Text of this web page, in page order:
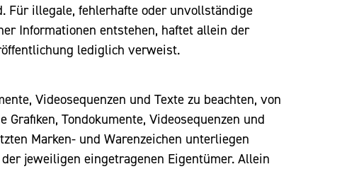
Für illegale, fehlerhafte oder unvollständige
Informationen entstehen, haftet allein der
lediglich verweist.
Videosequenzen und Texte zu beachten, von
Tondokumente, Videosequenzen und
Marken- und Warenzeichen unterliegen
jeweiligen eingetragenen Eigentümer. Allein